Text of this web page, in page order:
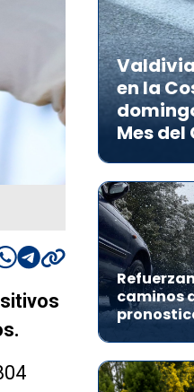
en la
Mes del
caminos